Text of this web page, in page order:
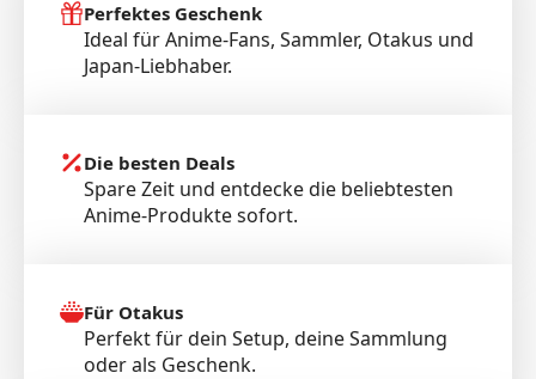
Perfektes Geschenk
Ideal für Anime-Fans, Sammler, Otakus und
Japan-Liebhaber.
Die besten Deals
Spare Zeit und entdecke die beliebtesten
Anime-Produkte sofort.
Für Otakus
Perfekt für dein Setup, deine Sammlung
oder als Geschenk.